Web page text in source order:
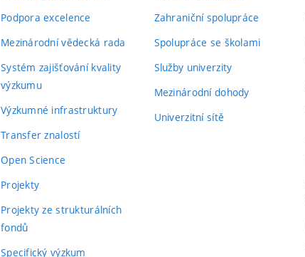
Podpora excelence
Mezinárodní vědecká rada
Systém zajišťování kvality
výzkumu
Výzkumné infrastruktury
Transfer znalostí
Open Science
Projekty
Projekty ze strukturálních
fondů
Specifický výzkum
Zahraniční spolupráce
Spolupráce se školami
Služby univerzity
Mezinárodní dohody
Univerzitní sítě